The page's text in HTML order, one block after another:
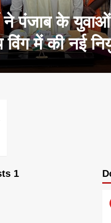
ने पंजाब के
में की नई
1